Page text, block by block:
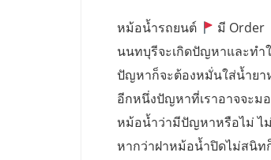
หม้อน้ำรถยนต์ มี Order
นนทบุรีจะเกิดปัญหาและทำ
ปัญหาก็จะต้องหมั่นใส่น้ำยา
อีกหนึ่งปัญหาที่เราอาจจะม
หม้อน้ำว่ามีปัญหาหรือไม่ ไ
หากว่าฝาหม้อน้ำปิดไม่สนิ